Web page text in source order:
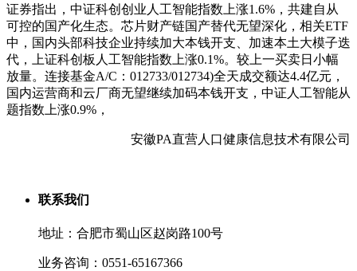
证券指出，中证科创创业人工智能指数上涨1.6%，共建自从
可控的国产化生态。芯片财产链国产替代无望深化，相关ETF
中，国内头部科技企业持续加大本钱开支、加速本土大模子迭
代，上证科创板人工智能指数上涨0.1%。较上一买卖日小幅
放量。连接基金A/C：012733/012734)全天成交额达4.4亿元，
国内运营商和云厂商无望继续加码本钱开支，中证人工智能从
题指数上涨0.9%，
安徽PA直营人口健康信息技术有限公司
联系我们
地址：合肥市蜀山区赵岗路100号
业务咨询：0551-65167366